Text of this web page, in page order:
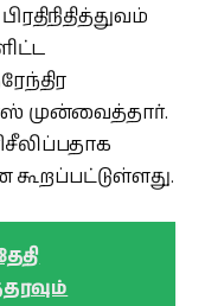
முன்வைத்தார்.
கூறப்பட்டுள்ளது.